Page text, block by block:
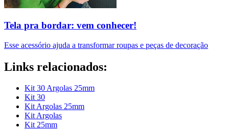
Tela pra bordar: vem conhecer!
Esse acessório ajuda a transformar roupas e peças de decoração
Links relacionados:
Kit 30 Argolas 25mm
Kit 30
Kit Argolas 25mm
Kit Argolas
Kit 25mm